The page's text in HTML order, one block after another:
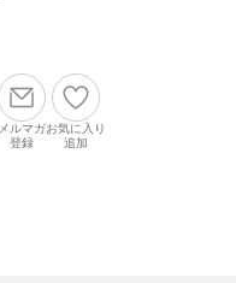
メルマガ
登録
お気に入り
追加